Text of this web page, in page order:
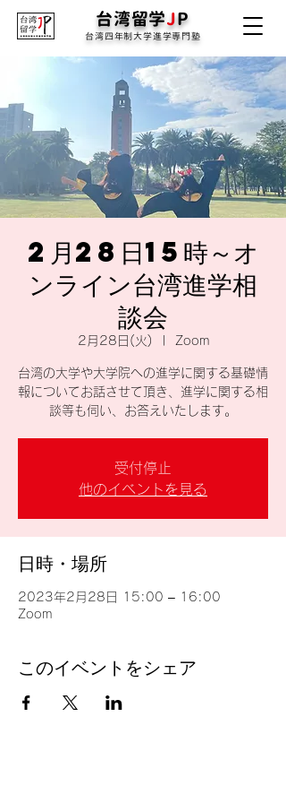
台湾留学JP
台湾四年制大学進学専門塾
2月28日15時～オ
ンライン台湾進学相
談会
2月28日(火) Zoom
台湾の大学や大学院への進学に関する基礎情
報についてお話させて頂き、進学に関する相
談等も伺い、お答えいたします。
受付停止
他のイベントを見る
日時・場所
2023年2月28日 15:00 – 16:00
Zoom
このイベントをシェア